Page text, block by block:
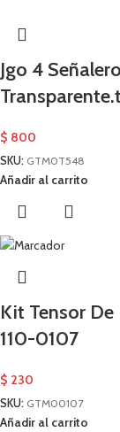
Jgo 4
$ 800
SKU: GTM0T548
Añadir al carrito
Kit Tensor
110-0107
$ 230
SKU: GTM00107
Añadir al carrito